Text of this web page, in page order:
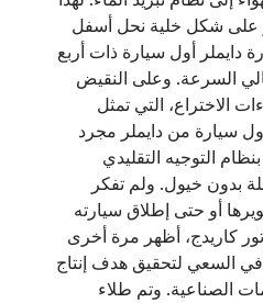
على شكل خلية نحل أسفل
دايملر أول سيارة ذات أربع
السرعة. وعلى النقيض
الاختراع، التي تمثل
سيارة من دايملر مجرد
التوجيه التقليدي
بدون خيول. ولم تفكر
أو حتى إطلاق سيارته
كاريدج، أظهر مرة أخرى
السعي لتحقيق هدف إنتاج
الصناعية. وتم طلاء